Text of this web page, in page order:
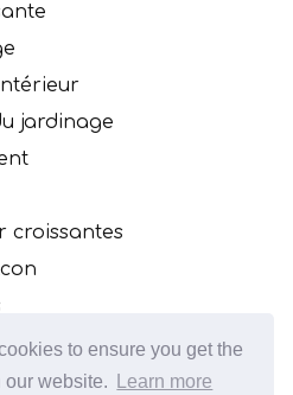
to ensure you get the
our website.
Learn more
jardinage
croissantes